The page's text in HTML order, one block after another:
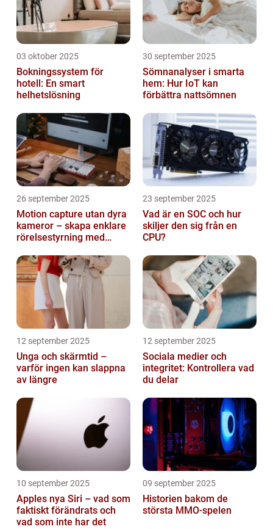
03 oktober 2025
Bokningssystem för
hotell: En smart
helhetslösning
30 september 2025
Sömnanalyser i smarta
hem: Hur IoT kan
förbättra nattsömnen
26 september 2025
Motion capture utan dyra
kameror – skapa enklare
rörelsestyrning med
23 september 2025
Vad är en SOC och hur
skiljer den sig från en
CPU?
12 september 2025
Unga och skärmtid –
varför ingen kan slappna
av längre
12 september 2025
Sociala medier och
integritet: Kontrollera vad
du delar
10 september 2025
Apples nya Siri – vad som
faktiskt förändrats och
vad som inte har det
09 september 2025
Historien bakom de
största MMO-spelen